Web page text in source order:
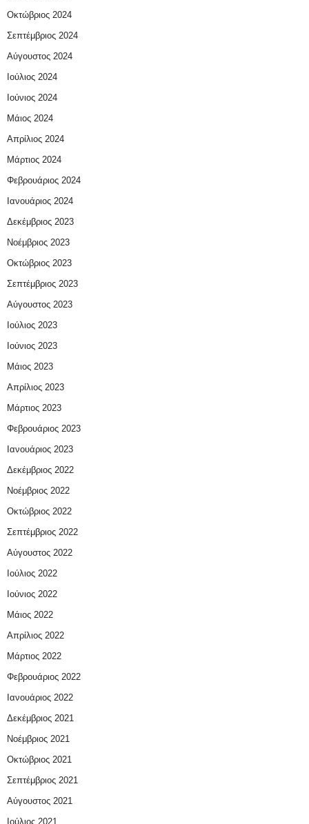
Οκτώβριος 2024
Σεπτέμβριος 2024
Αύγουστος 2024
Ιούλιος 2024
Ιούνιος 2024
Μάιος 2024
Απρίλιος 2024
Μάρτιος 2024
Φεβρουάριος 2024
Ιανουάριος 2024
Δεκέμβριος 2023
Νοέμβριος 2023
Οκτώβριος 2023
Σεπτέμβριος 2023
Αύγουστος 2023
Ιούλιος 2023
Ιούνιος 2023
Μάιος 2023
Απρίλιος 2023
Μάρτιος 2023
Φεβρουάριος 2023
Ιανουάριος 2023
Δεκέμβριος 2022
Νοέμβριος 2022
Οκτώβριος 2022
Σεπτέμβριος 2022
Αύγουστος 2022
Ιούλιος 2022
Ιούνιος 2022
Μάιος 2022
Απρίλιος 2022
Μάρτιος 2022
Φεβρουάριος 2022
Ιανουάριος 2022
Δεκέμβριος 2021
Νοέμβριος 2021
Οκτώβριος 2021
Σεπτέμβριος 2021
Αύγουστος 2021
Ιούλιος 2021